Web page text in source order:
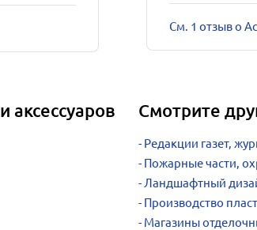
См. 1 отзыв о
аксессуаров
Смотрите
Редакции газет,
Пожарные части,
Ландшафтный
Производство
Магазины